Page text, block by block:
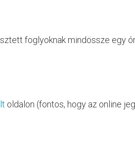
foglyoknak mindössze egy
oldalon (fontos, hogy az online